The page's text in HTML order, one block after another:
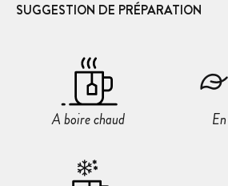
SUGGESTION DE PRÉPARATION
A boire chaud